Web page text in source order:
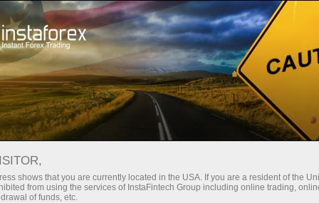
rapide de compte Plateforme de trading
les traders
débutants
Pour les
investisseurs
Pour les
partenaires
un compte de
démonstration
shows that you are currently located in the USA. If you are a resident of the
from using the services of InstaFintech Group including online trading,
of funds, etc.